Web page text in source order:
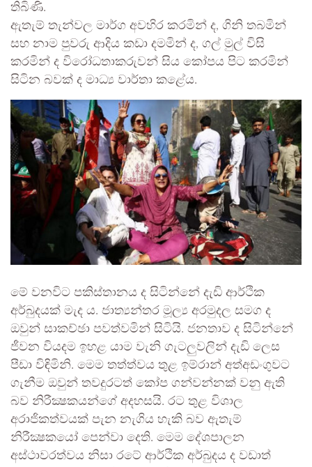
තිබිණි.
ඇතැම් තැන්වල මාර්ග අවහිර කරමින් ද, ගිනි තබමින්
සහ නාම පුවරු ආදිය කඩා දමමින් ද, ගල් මුල් විසි
කරමින් ද විරෝධතාකරුවන් සිය කෝපය පිට කරමින්
සිටින බවක් ද මාධ්‍ය වාර්තා කළේය.
මේ වනවිට පකිස්තානය ද සිටින්නේ දැඩි ආර්ථික
අර්බුදයක් මැද ය. ජාත්‍යන්තර මූල්‍ය අරමුදල සමග ද
ඔවුන් සාකච්ඡා පවත්වමින් සිටියි. ජනතාව ද සිටින්නේ
ජීවන වියදම ඉහළ යාම වැනි ගැටලුවලින් දැඩි ලෙස
පීඩා විඳිමිනි. මෙම තත්ත්වය තුළ ඉම්රාන් අත්අඩංගුවට
ගැනීම ඔවුන් තවදුරටත් කෝප ගන්වන්නක් වනු ඇති
බව නිරීක්‍ෂකයන්ගේ අදහසයි. රට තුළ විශාල
අරාජිකත්වයක් පැන නැගිය හැකි බව ඇතැම්
නිරීක්‍ෂකයෝ පෙන්වා දෙති. මෙම දේශපාලන
අස්ථාවරත්වය නිසා රටේ ආර්ථික අර්බුදය ද වඩාත්